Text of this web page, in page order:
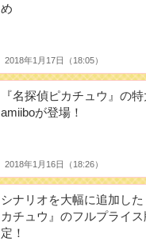
め
2018年1月17日（18:05）
『名探偵ピカチュウ』の
amiiboが登場！
2018年1月16日（18:26）
シナリオを大幅に追加し
カチュウ』のフルプライ
定！